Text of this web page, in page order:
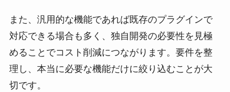
また、汎用的な機能であれば既存のプラグインで
対応できる場合も多く、独自開発の必要性を見極
めることでコスト削減につながります。要件を整
理し、本当に必要な機能だけに絞り込むことが大
切です。